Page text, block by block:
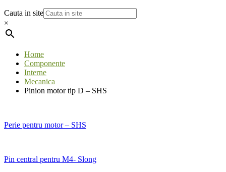
Cauta in site
×
Home
Componente
Interne
Mecanica
Pinion motor tip D – SHS
Perie pentru motor – SHS
Pin central pentru M4- Slong